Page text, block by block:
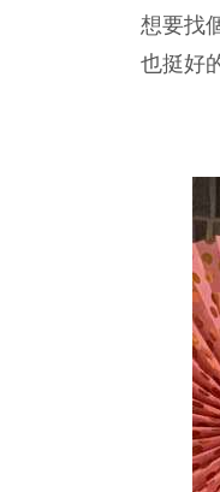
想要找
也挺好